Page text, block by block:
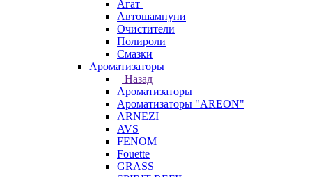
Агат
Автошампуни
Очистители
Полироли
Смазки
Ароматизаторы
Назад
Ароматизаторы
Ароматизаторы "AREON"
ARNEZI
AVS
FENOM
Fouette
GRASS